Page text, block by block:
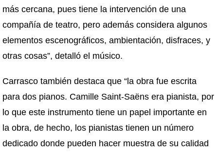
más cercana, pues tiene la intervención de una
compañía de teatro, pero además considera algunos
elementos escenográficos, ambientación, disfraces, y
otras cosas”, detalló el músico.
Carrasco también destaca que “la obra fue escrita
para dos pianos. Camille Saint-Saëns era pianista, por
lo que este instrumento tiene un papel importante en
la obra, de hecho, los pianistas tienen un número
dedicado donde pueden hacer muestra de su calidad